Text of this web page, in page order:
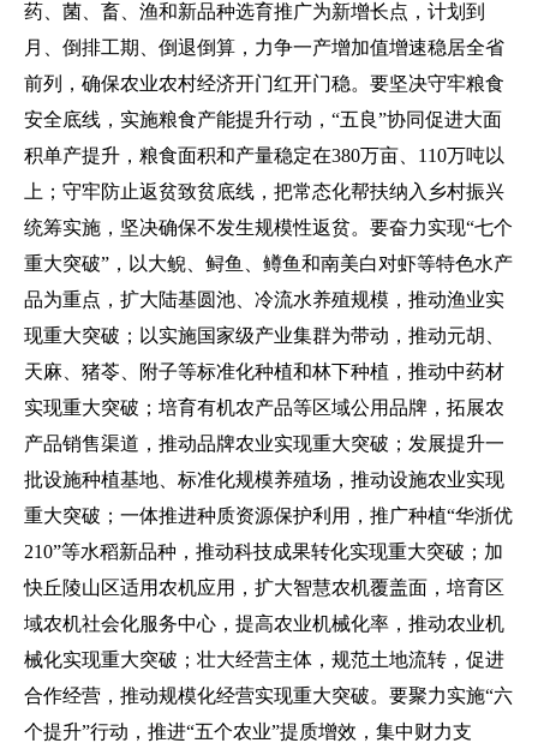
药、菌、畜、渔和新品种选育推广为新增长点，计划到
月、倒排工期、倒退倒算，力争一产增加值增速稳居全省
前列，确保农业农村经济开门红开门稳。 要坚决守牢粮食
安全底线，实施粮食产能提升行动，“五良”协同促进大面
积单产提升，粮食面积和产量稳定在380万亩、110万吨以
上；守牢防止返贫致贫底线，把常态化帮扶纳入乡村振兴
统筹实施，坚决确保不发生规模性返贫。 要奋力实现“七个
重大突破”，以大鲵、鲟鱼、鳟鱼和南美白对虾等特色水产
品为重点，扩大陆基圆池、冷流水养殖规模，推动渔业实
现重大突破；以实施国家级产业集群为带动，推动元胡、
天麻、猪苓、附子等标准化种植和林下种植，推动中药材
实现重大突破；培育有机农产品等区域公用品牌，拓展农
产品销售渠道，推动品牌农业实现重大突破；发展提升一
批设施种植基地、标准化规模养殖场，推动设施农业实现
重大突破；一体推进种质资源保护利用，推广种植“华浙优
210”等水稻新品种，推动科技成果转化实现重大突破；加
快丘陵山区适用农机应用，扩大智慧农机覆盖面，培育区
域农机社会化服务中心，提高农业机械化率，推动农业机
械化实现重大突破；壮大经营主体，规范土地流转，促进
合作经营，推动规模化经营实现重大突破。 要聚力实施“六
个提升”行动，推进“五个农业”提质增效，集中财力支